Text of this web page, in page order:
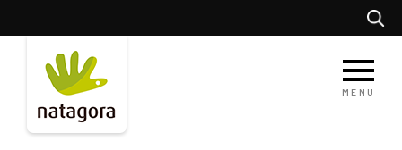
principal
MENU